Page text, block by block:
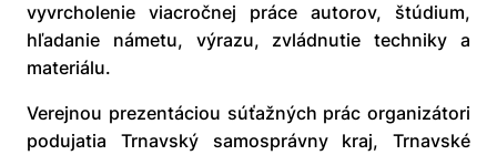
vyvrcholenie viacročnej práce autorov, štúdium,
hľadanie námetu, výrazu, zvládnutie techniky a
materiálu.
Verejnou prezentáciou súťažných prác organizátori
podujatia Trnavský samosprávny kraj, Trnavské